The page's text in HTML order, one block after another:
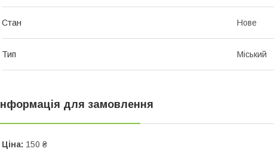
Стан Нове
Тип Міський
Інформація для замовлення
Ціна: 150 ₴